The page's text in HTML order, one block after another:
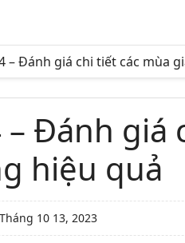
– Đánh giá chi tiết các mùa
– Đánh giá
hiệu quả
Tháng 10 13, 2023